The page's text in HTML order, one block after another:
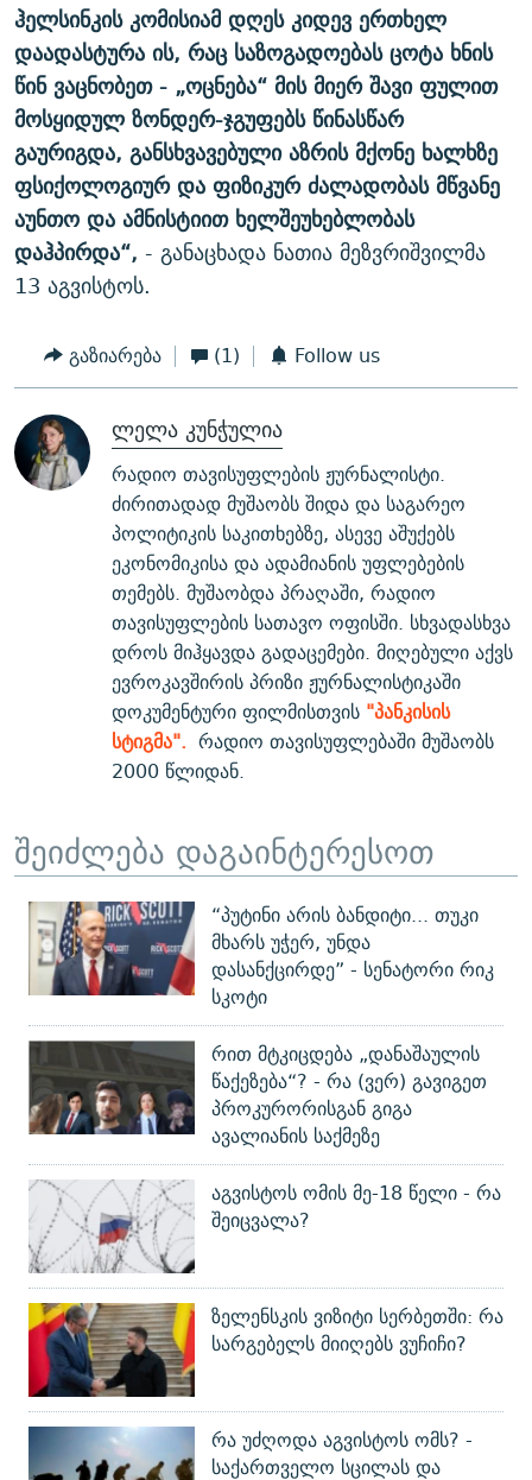
ჰელსინკის კომისიამ დღეს კიდევ ერთხელ
დაადასტურა ის, რაც საზოგადოებას ცოტა ხნის
წინ ვაცნობეთ - „ოცნება“ მის მიერ შავი ფულით
მოსყიდულ ზონდერ-ჯგუფებს წინასწარ
გაურიგდა, განსხვავებული აზრის მქონე ხალხზე
ფსიქოლოგიურ და ფიზიკურ ძალადობას მწვანე
აუნთო და ამნისტიით ხელშეუხებლობას
დაჰპირდა“, - განაცხადა ნათია მეზვრიშვილმა
13 აგვისტოს.
გაზიარება (1) Follow us
ლელა კუნჭულია
რადიო თავისუფლების ჟურნალისტი.
ძირითადად მუშაობს შიდა და საგარეო
პოლიტიკის საკითხებზე, ასევე აშუქებს
ეკონომიკისა და ადამიანის უფლებების
თემებს. მუშაობდა პრაღაში, რადიო
თავისუფლების სათავო ოფისში. სხვადასხვა
დროს მიჰყავდა გადაცემები. მიღებული აქვს
ევროკავშირის პრიზი ჟურნალისტიკაში
დოკუმენტური ფილმისთვის "პანკისის
სტიგმა". რადიო თავისუფლებაში მუშაობს
2000 წლიდან.
შეიძლება დაგაინტერესოთ
“პუტინი არის ბანდიტი... თუკი
მხარს უჭერ, უნდა
დასანქცირდე” - სენატორი რიკ
სკოტი
რით მტკიცდება „დანაშაულის
წაქეზება“? - რა (ვერ) გავიგეთ
პროკურორისგან გიგა
ავალიანის საქმეზე
აგვისტოს ომის მე-18 წელი - რა
შეიცვალა?
ზელენსკის ვიზიტი სერბეთში: რა
სარგებელს მიიღებს ვუჩიჩი?
რა უძღოდა აგვისტოს ომს? -
საქართველო სცილას და